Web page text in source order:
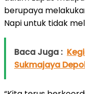
berupaya
Napi untuk tidak
Baca Juga :
Sukmajaya